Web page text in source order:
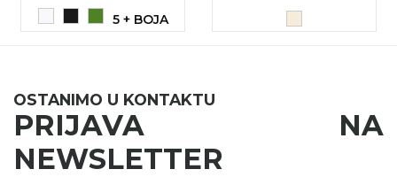
5 + BOJA
OSTANIMO U KONTAKTU
PRIJAVA NA
NEWSLETTER